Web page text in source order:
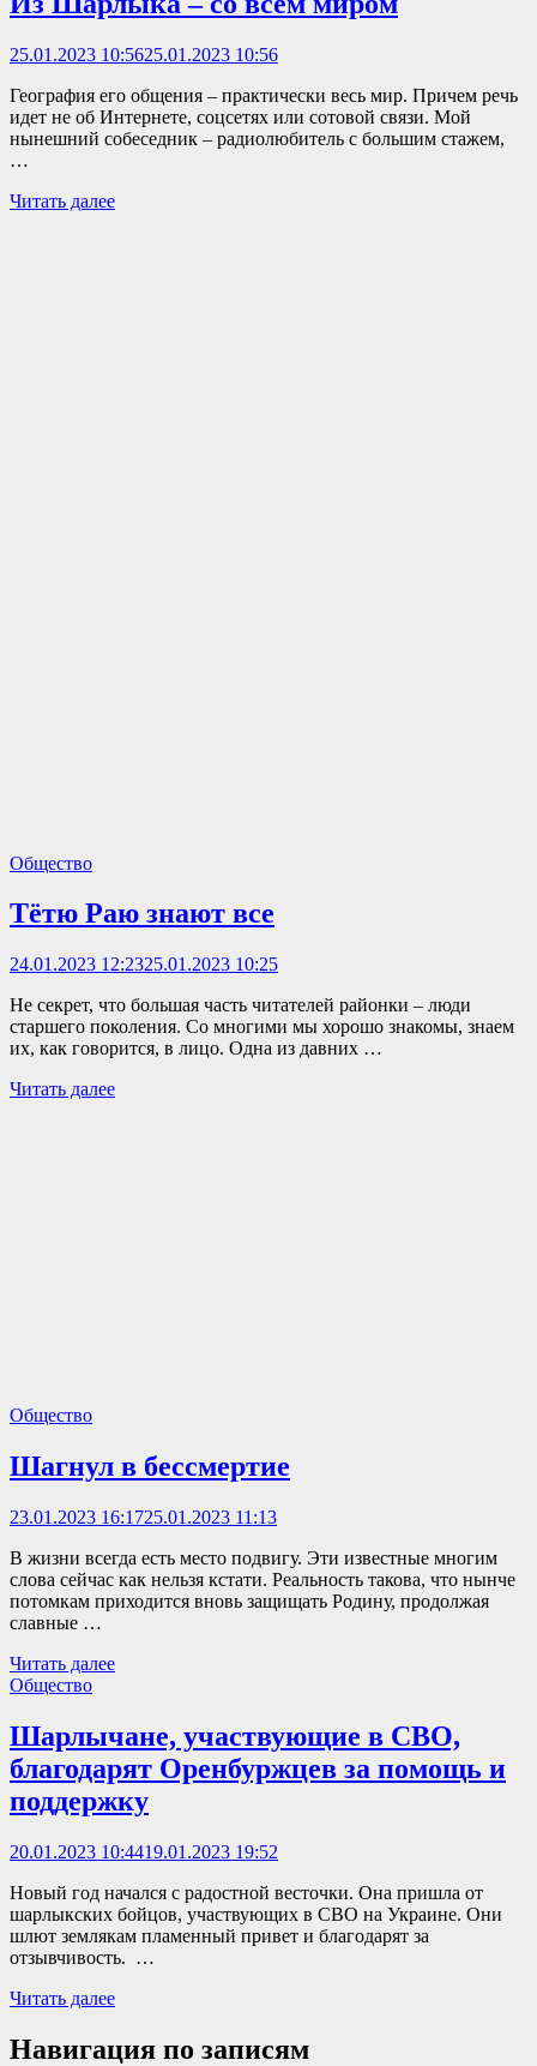
25.01.2023 10:5625.01.2023 10:56
География его общения – практически весь мир. Причем речь
идет не об Интернете, соцсетях или сотовой связи. Мой
нынешний собеседник – радиолюбитель с большим стажем,
…
Читать далее
Общество
Тётю Раю знают все
24.01.2023 12:2325.01.2023 10:25
Не секрет, что большая часть читателей районки – люди
старшего поколения. Со многими мы хорошо знакомы, знаем
их, как говорится, в лицо. Одна из давних …
Читать далее
Общество
Шагнул в бессмертие
23.01.2023 16:1725.01.2023 11:13
В жизни всегда есть место подвигу. Эти известные многим
слова сейчас как нельзя кстати. Реальность такова, что нынче
потомкам приходится вновь защищать Родину, продолжая
славные …
Читать далее
Общество
Шарлычане, участвующие в СВО,
благодарят Оренбуржцев за помощь и
поддержку
20.01.2023 10:4419.01.2023 19:52
Новый год начался с радостной весточки. Она пришла от
шарлыкских бойцов, участвующих в СВО на Украине. Они
шлют землякам пламенный привет и благодарят за
отзывчивость. …
Читать далее
Навигация по записям